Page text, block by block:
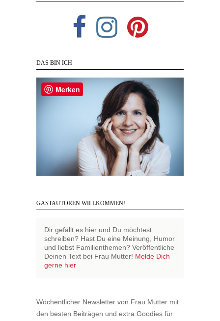
DAS BIN ICH
GASTAUTOREN WILLKOMMEN!
Dir gefällt es hier und Du möchtest
schreiben? Hast Du eine Meinung, Humor
und liebst Familienthemen? Veröffentliche
Deinen Text bei Frau Mutter! Melde Dich
gerne hier
Wöchentlicher Newsletter von Frau Mutter mit
den besten Beiträgen und extra Goodies für
Merken